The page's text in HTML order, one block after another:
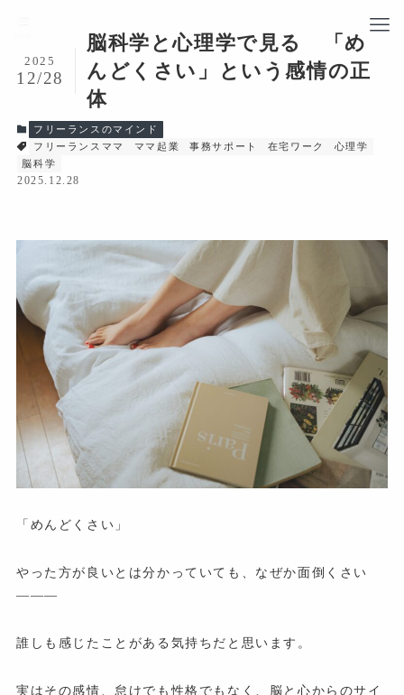
脳科学と心理学で見る 「め
んどくさい」という感情の正
体
2025
12/28
フリーランスのマインド
フリーランスママ
ママ起業 事務サポート 在宅ワーク
心理学
脳科学
2025.12.28
「めんどくさい」
やった方が良いとは分かっていても、なぜか面倒くさい
―――
誰しも感じたことがある気持ちだと思います。
実はその感情、怠けでも性格でもなく、脳と心からのサイ